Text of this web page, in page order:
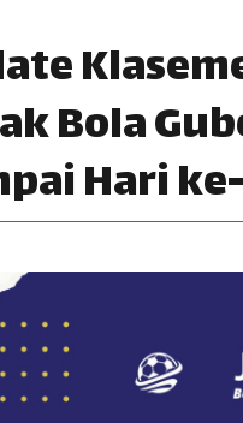
Bola
Hari